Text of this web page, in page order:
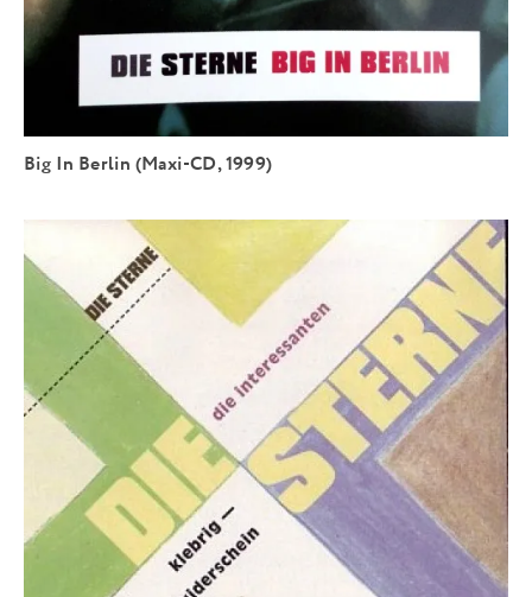
Big In Berlin (Maxi-CD, 1999)